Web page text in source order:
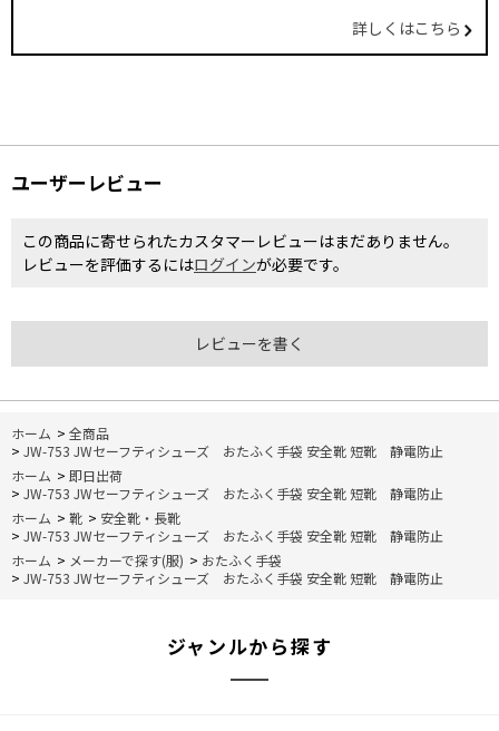
詳しくはこちら
ユーザーレビュー
この商品に寄せられたカスタマーレビューはまだありません。
レビューを評価するにはログインが必要です。
レビューを書く
ホーム > 全商品
> JW-753 JWセーフティシューズ おたふく手袋 安全靴 短靴 静電防止
ホーム > 即日出荷
> JW-753 JWセーフティシューズ おたふく手袋 安全靴 短靴 静電防止
ホーム > 靴 > 安全靴・長靴
> JW-753 JWセーフティシューズ おたふく手袋 安全靴 短靴 静電防止
ホーム > メーカーで探す(服) > おたふく手袋
> JW-753 JWセーフティシューズ おたふく手袋 安全靴 短靴 静電防止
ジャンルから探す